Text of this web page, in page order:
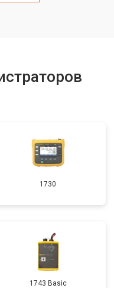
1730
1743 Basic